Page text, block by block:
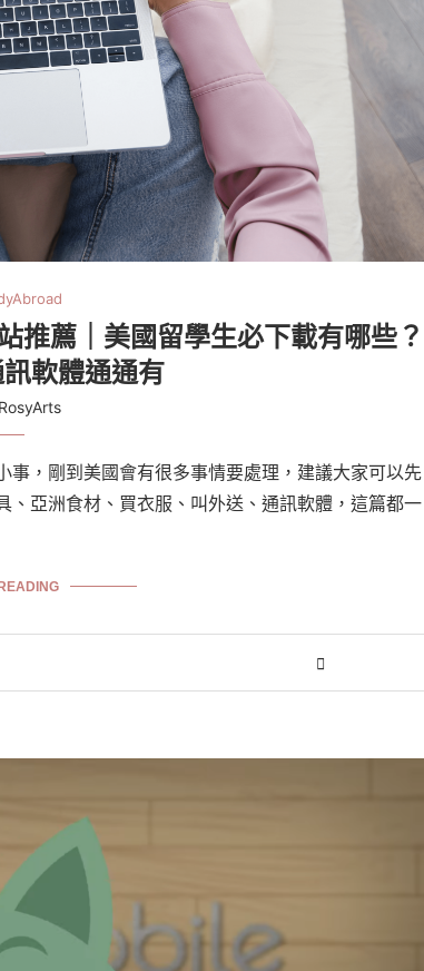
推薦｜美國留學生必下載有哪些？
軟體通通有
RosyArts
，剛到美國會有很多事情要處理，建議大家可以先
亞洲食材、買衣服、叫外送、通訊軟體，這篇都一